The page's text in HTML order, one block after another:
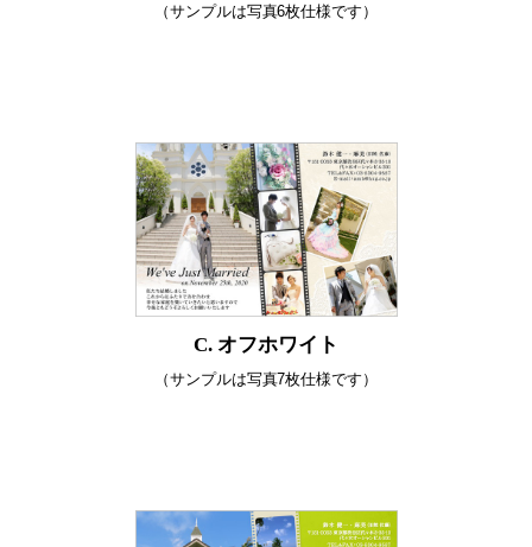
（サンプルは写真6枚仕様です）
C. オフホワイト
（サンプルは写真7枚仕様です）